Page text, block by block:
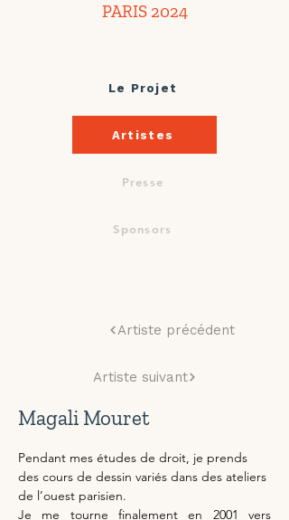
PARIS 2024
Le Projet
Artistes
Presse
Sponsors
Artiste précédent
Artiste suivant
Magali Mouret
Pendant mes études de droit, je prends
des cours de dessin variés dans des ateliers
de l’ouest parisien.
Je me tourne finalement en 2001 vers